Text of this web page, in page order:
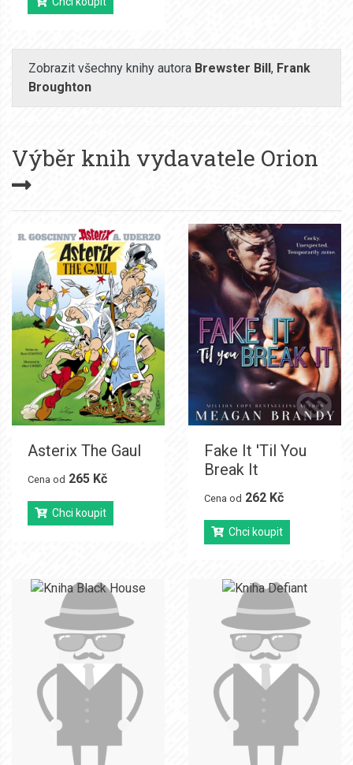
Zobrazit všechny knihy autora Brewster Bill, Frank
Broughton
Výběr knih vydavatele Orion
Asterix The Gaul
Cena od 265 Kč
Chci koupit
Fake It 'Til You
Break It
Cena od 262 Kč
Chci koupit